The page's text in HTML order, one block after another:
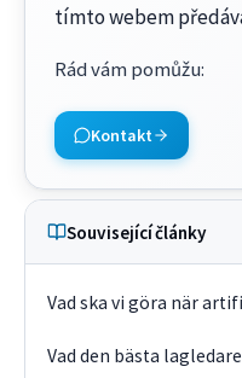
tímto webem
Rád vám pomůžu:
Kontakt
Související články
Vad den bästa